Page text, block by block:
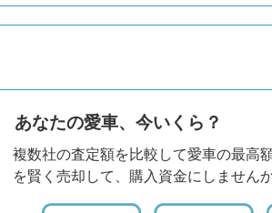
あなたの愛車、今いくら？
複数社の査定額を比較して愛車の最高
を賢く売却して、購入資金にしません